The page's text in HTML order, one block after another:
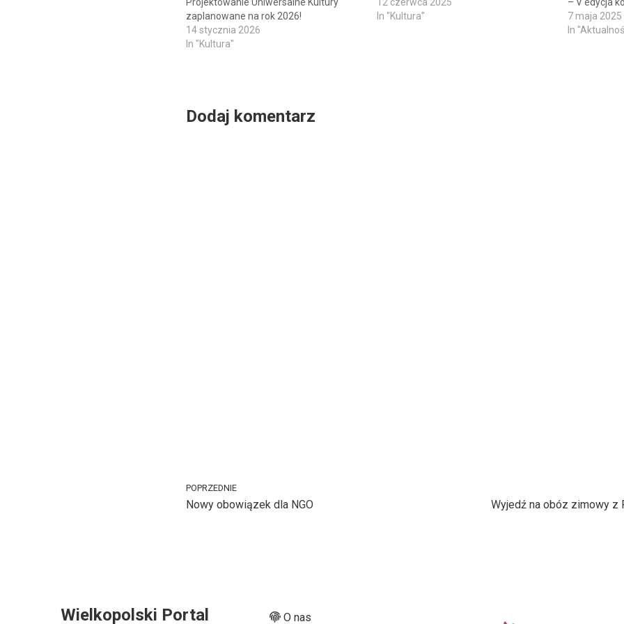
zaplanowane na rok 2026!
14 stycznia 2026
In "Kultura"
In "Kultura"
7 maja 2025
In
Dodaj komentarz
POPRZEDNIE
Nowy obowiązek dla NGO
Wyjedź na obóz zimowy z
Wielkopolski Portal
O nas